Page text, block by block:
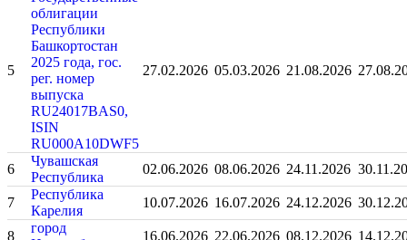
5
облигации
Республики
Башкортостан
2025 года, гос.
рег. номер
выпуска
RU24017BAS0,
ISIN
RU000A10DWF5
27.02.2026 05.03.2026 21.08.2026
6
Чувашская
Республика
02.06.2026 08.06.2026 24.11.2026
7
Республика
Карелия
10.07.2026 16.07.2026 24.12.2026
8
город
16.06.2026 22.06.2026 08.12.2026